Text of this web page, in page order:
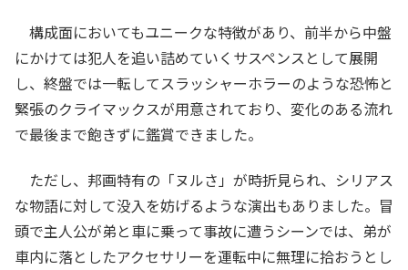
構成面においてもユニークな特徴があり、前半から中盤
にかけては犯人を追い詰めていくサスペンスとして展開
し、終盤では一転してスラッシャーホラーのような恐怖と
緊張のクライマックスが用意されており、変化のある流れ
で最後まで飽きずに鑑賞できました。
ただし、邦画特有の「ヌルさ」が時折見られ、シリアス
な物語に対して没入を妨げるような演出もありました。冒
頭で主人公が弟と車に乗って事故に遭うシーンでは、弟が
車内に落としたアクセサリーを運転中に無理に拾おうとし